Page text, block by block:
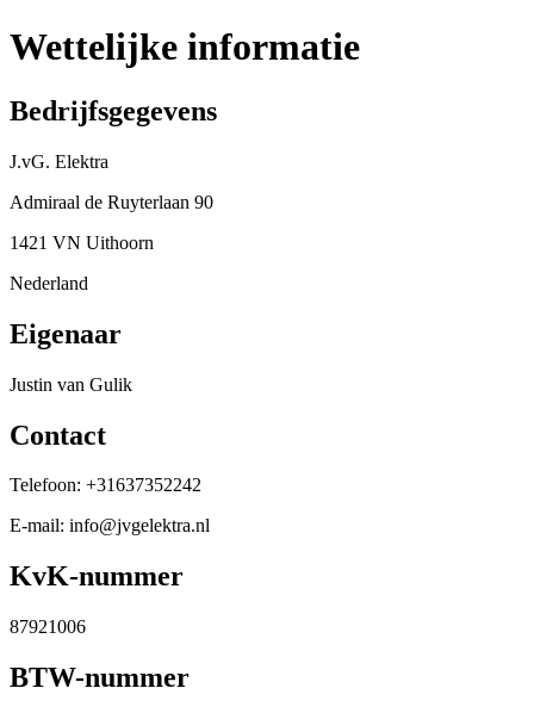
Wettelijke informatie
Bedrijfsgegevens
J.vG. Elektra
Admiraal de Ruyterlaan 90
1421 VN Uithoorn
Nederland
Eigenaar
Justin van Gulik
Contact
Telefoon: +31637352242
E-mail: info@jvgelektra.nl
KvK-nummer
87921006
BTW-nummer